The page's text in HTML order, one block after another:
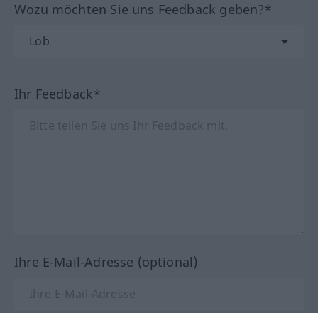
Wozu möchten Sie uns Feedback geben?*
Ihr Feedback*
Ihre E-Mail-Adresse (optional)